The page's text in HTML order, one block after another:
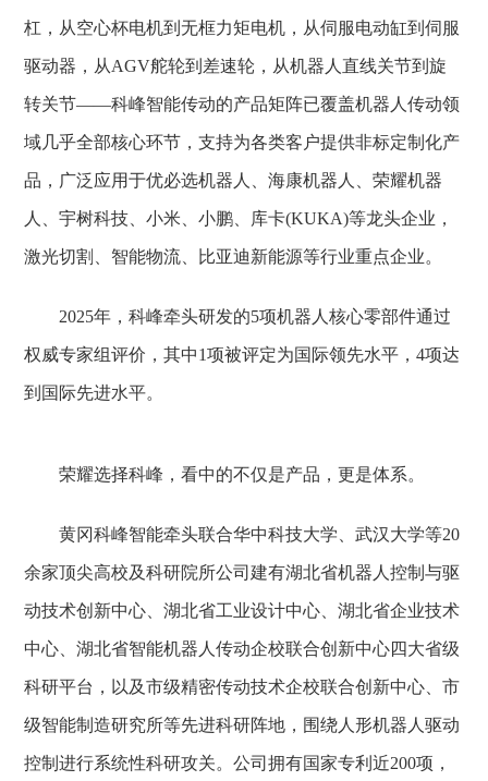
杠，从空心杯电机到无框力矩电机，从伺服电动缸到伺服
驱动器，从AGV舵轮到差速轮，从机器人直线关节到旋
转关节——科峰智能传动的产品矩阵已覆盖机器人传动领
域几乎全部核心环节，支持为各类客户提供非标定制化产
品，广泛应用于优必选机器人、海康机器人、荣耀机器
人、宇树科技、小米、小鹏、库卡(KUKA)等龙头企业，
激光切割、智能物流、比亚迪新能源等行业重点企业。
2025年，科峰牵头研发的5项机器人核心零部件通过
权威专家组评价，其中1项被评定为国际领先水平，4项达
到国际先进水平。
荣耀选择科峰，看中的不仅是产品，更是体系。
黄冈科峰智能牵头联合华中科技大学、武汉大学等20
余家顶尖高校及科研院所公司建有湖北省机器人控制与驱
动技术创新中心、湖北省工业设计中心、湖北省企业技术
中心、湖北省智能机器人传动企校联合创新中心四大省级
科研平台，以及市级精密传动技术企校联合创新中心、市
级智能制造研究所等先进科研阵地，围绕人形机器人驱动
控制进行系统性科研攻关。公司拥有国家专利近200项，